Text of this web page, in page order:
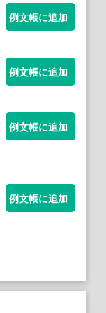
例文帳に追加
例文帳に追加
例文帳に追加
例文帳に追加